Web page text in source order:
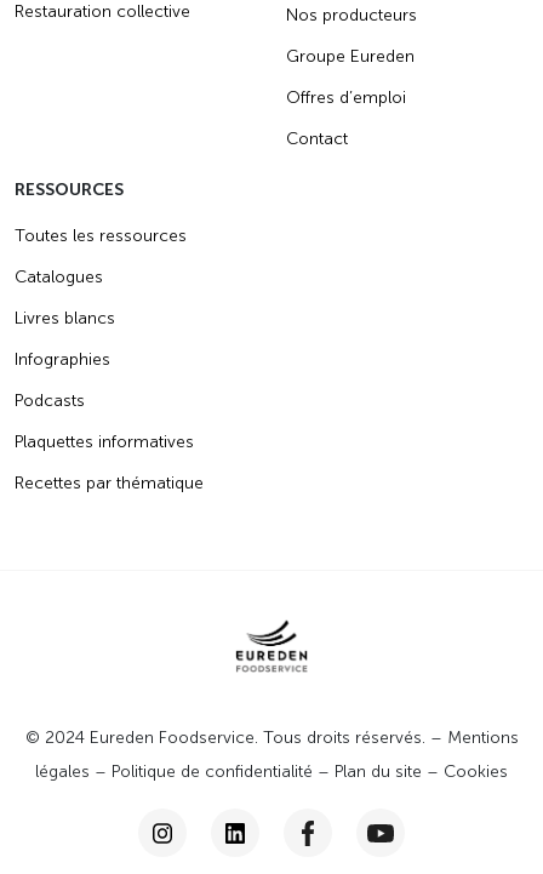
Restauration collective
Nos producteurs
Groupe Eureden
Offres d’emploi
Contact
RESSOURCES
Toutes les ressources
Catalogues
Livres blancs
Infographies
Podcasts
Plaquettes informatives
Recettes par thématique
© 2024 Eureden Foodservice. Tous droits réservés. – Mentions
légales – Politique de confidentialité – Plan du site – Cookies